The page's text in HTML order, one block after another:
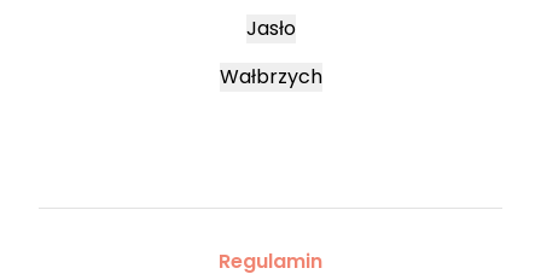
Jasło
Wałbrzych
Regulamin